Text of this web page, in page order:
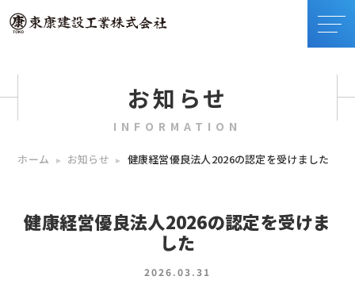
お知らせ
INFORMATION
ホーム お知らせ 健康経営優良法人2026の認定を受けました
健康経営優良法人2026の認定を受けま
した
2026.03.31